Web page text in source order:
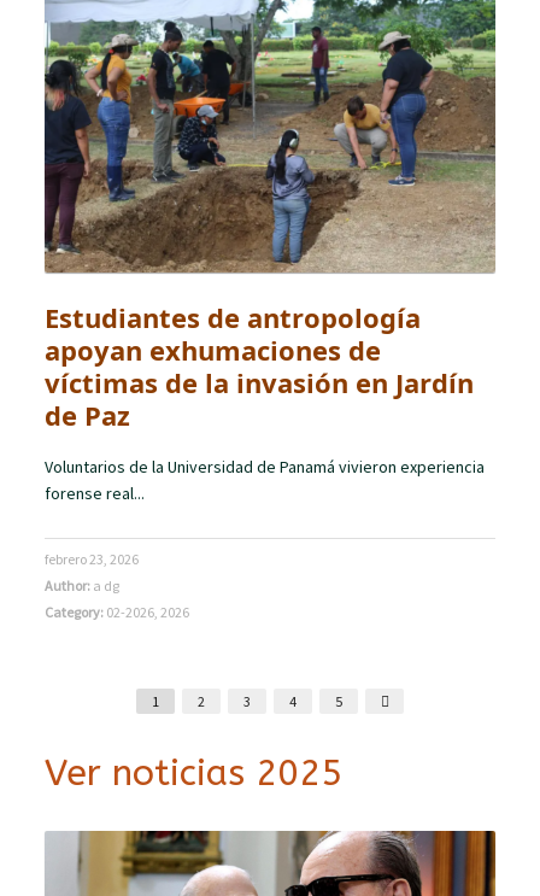
Estudiantes de antropología
apoyan exhumaciones de
víctimas de la invasión en Jardín
de Paz
Voluntarios de la Universidad de Panamá vivieron experiencia
forense real...
febrero 23, 2026
Author: a dg
Category: 02-2026 ,2026
1 2 3 4 5
Ver noticias 2025